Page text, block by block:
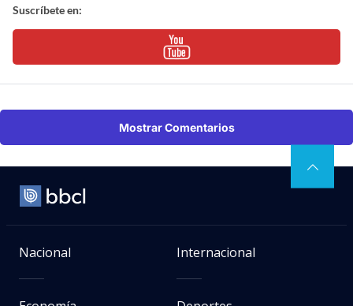
Suscríbete en:
Mostrar Comentarios
Nacional Internacional